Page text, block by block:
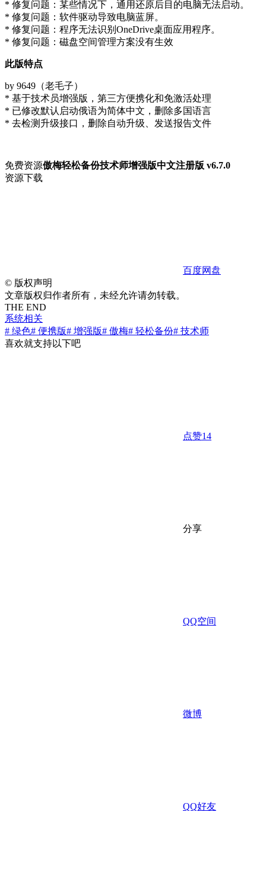
* 修复问题：某些情况下，通用还原后目的电脑无法启动。
* 修复问题：软件驱动导致电脑蓝屏。
* 修复问题：程序无法识别OneDrive桌面应用程序。
* 修复问题：磁盘空间管理方案没有生效
此版特点
by 9649（老毛子）
* 基于技术员增强版，第三方便携化和免激活处理
* 已修改默认启动俄语为简体中文，删除多国语言
* 去检测升级接口，删除自动升级、发送报告文件
免费资源傲梅轻松备份技术师增强版中文注册版 v6.7.0
资源下载
百度网盘
© 版权声明
文章版权归作者所有，未经允许请勿转载。
THE END
系统相关
# 绿色# 便携版# 增强版# 傲梅# 轻松备份# 技术师
喜欢就支持以下吧
点赞14
分享
QQ空间
微博
QQ好友